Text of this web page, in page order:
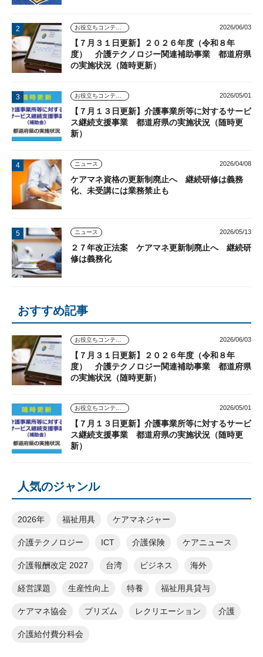
お役立ちコンテンツ 2026/06/03
【７月３１日更新】２０２６年度（令和８年
度） 介護テクノロジー関連補助事業 都道府県
の実施状況（随時更新）
お役立ちコンテンツ 2026/05/01
【７月１３日更新】介護事業所等に対するサービ
ス継続支援事業 都道府県の実施状況（随時更
新）
ニュース 2026/04/08
ケアマネ資格の更新制廃止へ 継続研修は義務
化、未受講には業務禁止も
ニュース 2026/05/13
２７年改正法案 ケアマネ更新制廃止へ 継続研
修は義務化
おすすめ記事
お役立ちコンテンツ 2026/06/03
【７月３１日更新】２０２６年度（令和８年
度） 介護テクノロジー関連補助事業 都道府県
の実施状況（随時更新）
お役立ちコンテンツ 2026/05/01
【７月１３日更新】介護事業所等に対するサービ
ス継続支援事業 都道府県の実施状況（随時更
新）
人気のジャンル
2026年 福祉用具 ケアマネジャー
介護テクノロジー ICT 介護保険 ケアニュース
介護報酬改定 2027 台湾 ビジネス 海外
経営課題 生産性向上 特養 福祉用具貸与
ケアマネ協会 プリズム レクリエーション 介護
介護給付費分科会